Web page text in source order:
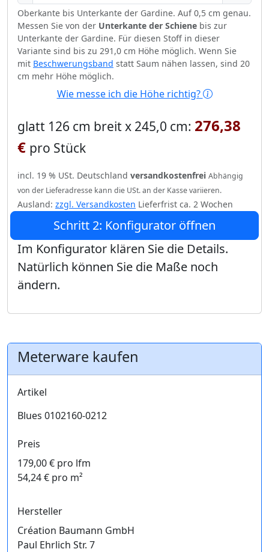
Oberkante bis Unterkante der Gardine. Auf 0,5 cm genau.
Messen Sie von der Unterkante der Schiene bis zur
Unterkante der Gardine. Für diesen Stoff in dieser
Variante sind bis zu 291,0 cm Höhe möglich. Wenn Sie
mit Beschwerungsband statt Saum nähen lassen, sind 20
cm mehr Höhe möglich.
Wie messe ich die Höhe richtig?
glatt 126 cm breit x 245,0 cm: 276,38
€ pro Stück
incl. 19 % USt. Deutschland versandkostenfrei Abhängig
von der Lieferadresse kann die USt. an der Kasse variieren.
Ausland: zzgl. Versandkosten Lieferfrist ca. 2 Wochen
Schritt 2: Konfigurator öffnen
Im Konfigurator klären Sie die Details.
Natürlich können Sie die Maße noch
ändern.
Meterware kaufen
Artikel
Blues 0102160-0212
Preis
179,00 € pro lfm
54,24 € pro m²
Hersteller
Création Baumann GmbH
Paul Ehrlich Str. 7